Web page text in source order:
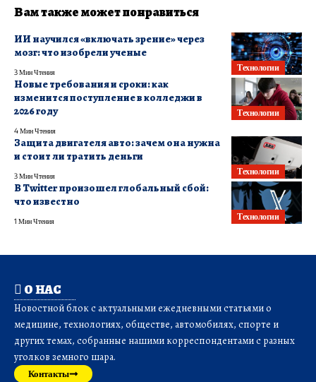
Вам также может понравиться
Технологии
ИИ научился «включать зрение» через
мозг: что изобрели ученые
3 Мин Чтения
Технологии
Новые требования и сроки: как
изменится поступление в колледжи в
2026 году
4 Мин Чтения
Технологии
Защита двигателя авто: зачем она нужна
и стоит ли тратить деньги
3 Мин Чтения
Технологии
В Twitter произошел глобальный сбой:
что известно
1 Мин Чтения
О НАС
Новостной блок с актуальными ежедневными статьями о
медицине, технологиях, обществе, автомобилях, спорте и
других темах, собранные нашими корреспондентами с разных
уголков земного шара.
Контакты